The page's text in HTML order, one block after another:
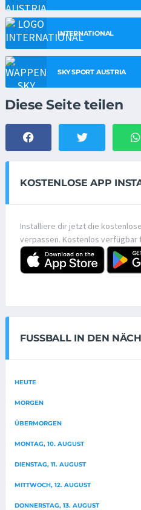
INTERNATIONAL
SKY SPORT AUSTRIA
Diese Seite teilen
KOSTENLOSE APP
Installiere dir jetzt die
verpassen. Kostenlos verfügbar
FUSSBALL IN DEN
HEUTE
MORGEN
ÜBERMORGEN
MONTAG, 10. AUGUST
DIENSTAG, 11. AUGUST
MITTWOCH, 12. AUGUST
DONNERSTAG, 13. AUGUST